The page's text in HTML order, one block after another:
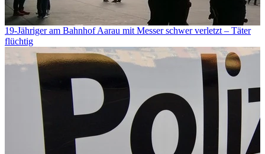
19-Jähriger am Bahnhof Aarau mit Messer schwer verletzt – Täter
flüchtig